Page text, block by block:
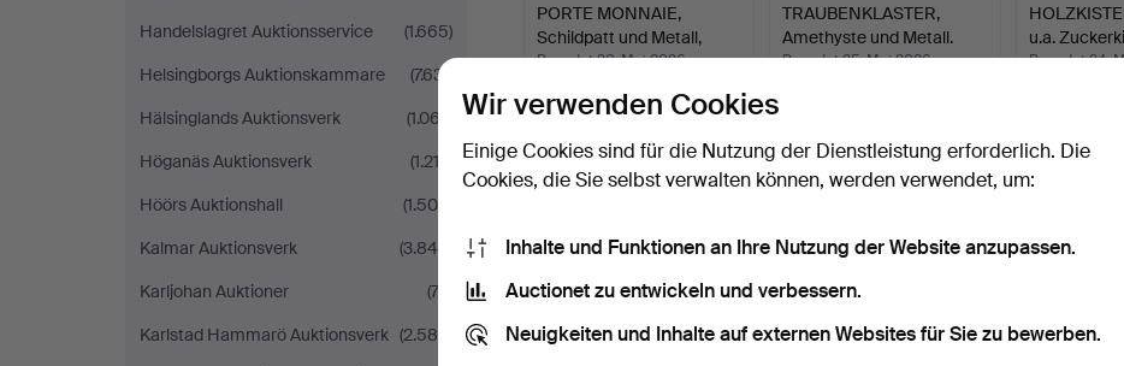
Handelslagret Auktionsservice
(1.665)
Helsingborgs Auktionskammare
(7.631)
Hälsinglands Auktionsverk
(1.067)
Höganäs Auktionsverk
(1.212)
Höörs Auktionshall
(1.500)
Kalmar Auktionsverk
(3.849)
Karljohan Auktioner
(72)
Karlstad Hammarö Auktionsverk (2.589)
PORTE MONNAIE,
Schildpatt und Metall,
erst…
Beendet 30. Mai 2026
64 USD
TRAUBENKLASTER,
Amethyste und Metall.
Beendet 25. Mai 2026
u.a.
Beendet 24.
Wir verwenden Cookies
Einige Cookies sind für die Nutzung der Dienstleistung erforderlich. Die
Cookies, die Sie selbst verwalten können, werden verwendet, um:
Inhalte und Funktionen an Ihre Nutzung der Website anzupassen.
Auctionet zu entwickeln und verbessern.
Neuigkeiten und Inhalte auf externen Websites für Sie zu bewerben.